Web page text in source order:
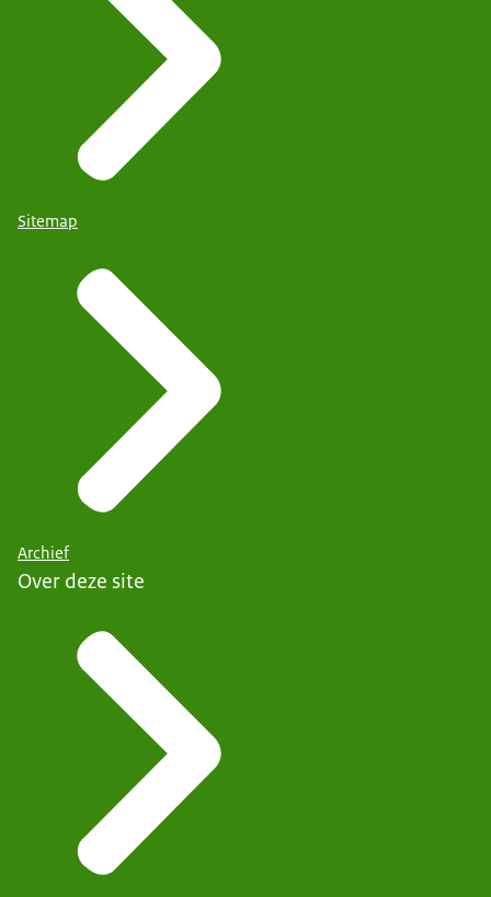
Sitemap
Archief
Over deze site